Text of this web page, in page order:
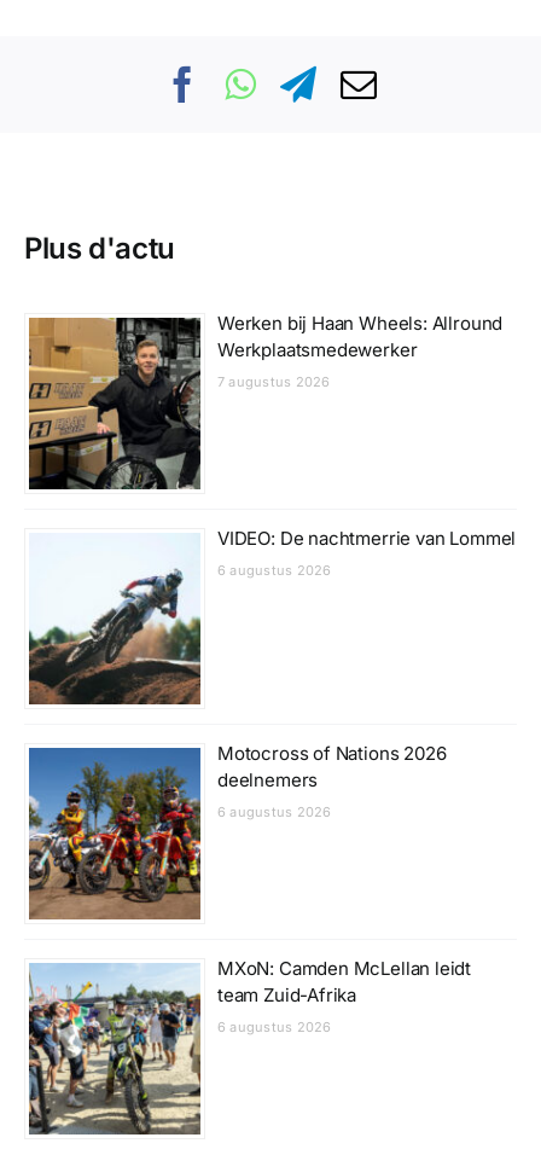
Plus d'actu
Werken bij Haan Wheels: Allround
Werkplaatsmedewerker
7 augustus 2026
VIDEO: De nachtmerrie van Lommel
6 augustus 2026
Motocross of Nations 2026
deelnemers
6 augustus 2026
MXoN: Camden McLellan leidt
team Zuid-Afrika
6 augustus 2026